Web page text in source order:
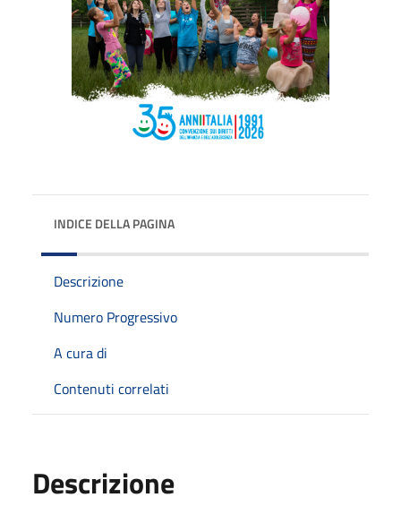
INDICE DELLA PAGINA
Descrizione
Numero Progressivo
A cura di
Contenuti correlati
Descrizione